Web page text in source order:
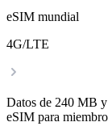
eSIM mundial
4G/LTE
Datos de 240 MB y
eSIM para